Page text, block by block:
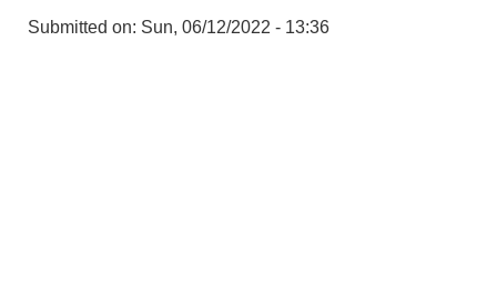
Submitted on: Sun, 06/12/2022 - 13:36